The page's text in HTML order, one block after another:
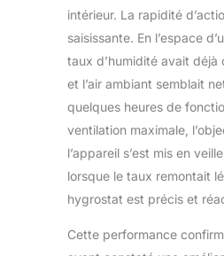
intérieur. La rapidité
saisissante. En l’espace
taux d’humidité avait
et l’air ambiant semblait
quelques heures de
ventilation maximale,
l’appareil s’est mis en
lorsque le taux remontait
hygrostat est précis et
Cette performance